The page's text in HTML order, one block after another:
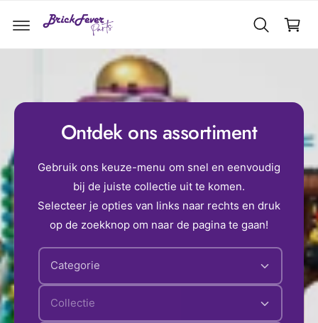
d
c
n
w
n
Ontdek ons assortiment
Gebruik ons keuze-menu om snel en eenvoudig
bij de juiste collectie uit te komen.
Selecteer je opties van links naar rechts en druk
op de zoekknop om naar de pagina te gaan!
Categorie
Collectie